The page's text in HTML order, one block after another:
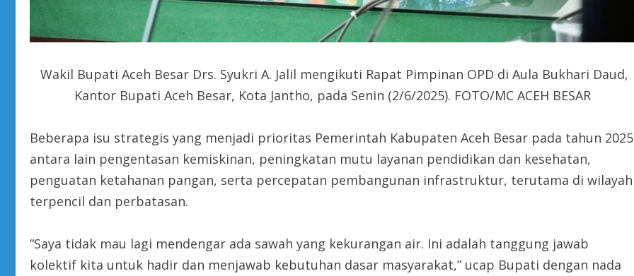
Wakil Bupati Aceh Besar Drs. Syukri A. Jalil mengikuti Rapat Pimpinan OPD di Aula Bukhari Daud,
Kantor Bupati Aceh Besar, Kota Jantho, pada Senin (2/6/2025). FOTO/MC ACEH BESAR
Beberapa isu strategis yang menjadi prioritas Pemerintah Kabupaten Aceh Besar pada tahun 2025
antara lain pengentasan kemiskinan, peningkatan mutu layanan pendidikan dan kesehatan,
penguatan ketahanan pangan, serta percepatan pembangunan infrastruktur, terutama di wilayah
terpencil dan perbatasan.
“Saya tidak mau lagi mendengar ada sawah yang kekurangan air. Ini adalah tanggung jawab
kolektif kita untuk hadir dan menjawab kebutuhan dasar masyarakat,” ucap Bupati dengan nada